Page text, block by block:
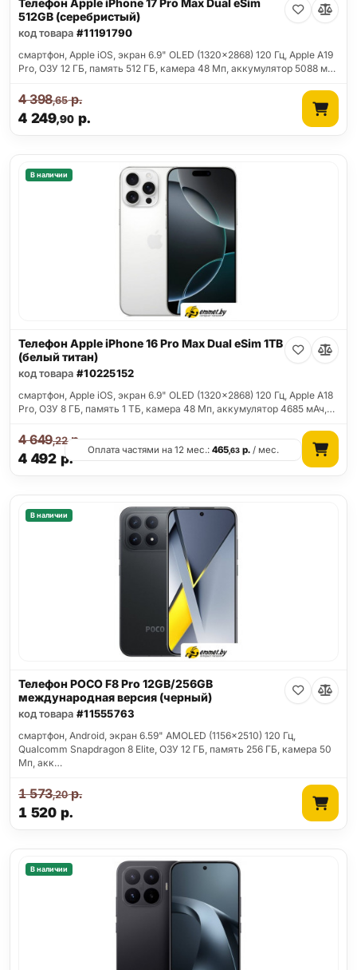
Телефон Apple iPhone 17 Pro Max Dual eSim
512GB (серебристый)
код товара #11191790
смартфон, Apple iOS, экран 6.9" OLED (1320x2868) 120 Гц, Apple A19
Pro, ОЗУ 12 ГБ, память 512 ГБ, камера 48 Мп, аккумулятор 5088 м…
4 249,90 р.
4 398,65р.
В наличии
Телефон Apple iPhone 16 Pro Max Dual eSim 1TB
(белый титан)
код товара #10225152
смартфон, Apple iOS, экран 6.9" OLED (1320x2868) 120 Гц, Apple A18
Pro, ОЗУ 8 ГБ, память 1 ТБ, камера 48 Мп, аккумулятор 4685 мАч,…
4 492 р.
4 649,22р.
Оплата частями на 12 мес.:465,63 р. / мес.
В наличии
Телефон POCO F8 Pro 12GB/256GB
международная версия (черный)
код товара #11555763
смартфон, Android, экран 6.59" AMOLED (1156x2510) 120 Гц,
Qualcomm Snapdragon 8 Elite, ОЗУ 12 ГБ, память 256 ГБ, камера 50
Мп, акк…
1 520 р.
1 573,20р.
В наличии